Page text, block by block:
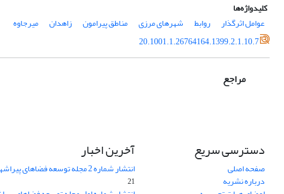
کلیدواژه‌ها
عوامل اثرگذار
روابط شهرهای مرزی مناطق پیرامون زاهدان
میرجاوه
20.1001.1.26764164.1399.2.1.10.7
مراجع
دسترسی سریع
صفحه اصلی
درباره نشریه
آخرین اخبار
انتشار شماره 2 مجله توسعه فضاهای پیراشهری
21